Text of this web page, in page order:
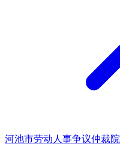
河池市劳动人事争议仲裁院